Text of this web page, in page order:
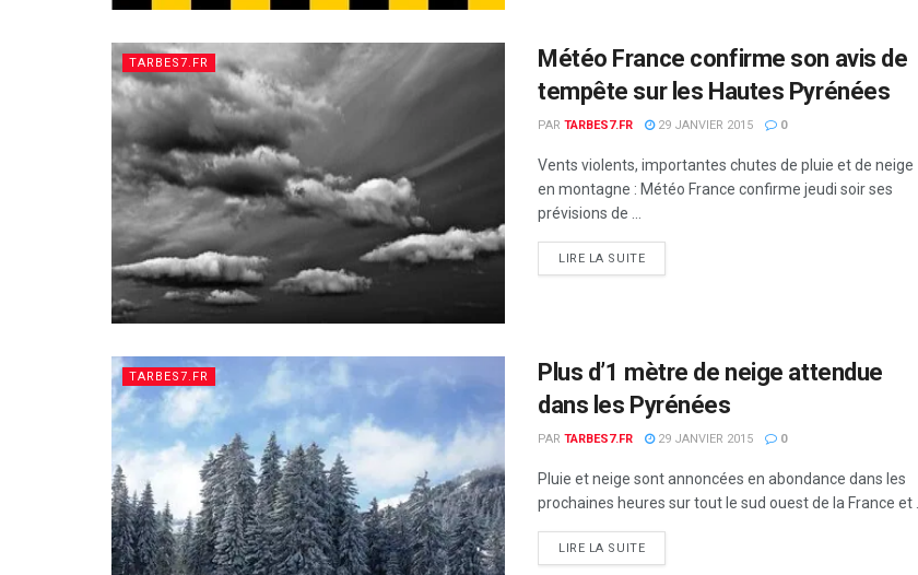
TARBES7.FR
Météo France confirme son avis de
tempête sur les Hautes Pyrénées
PAR TARBES7.FR 29 JANVIER 2015 0
Vents violents, importantes chutes de pluie et de neige
en montagne : Météo France confirme jeudi soir ses
prévisions de ...
LIRE LA SUITEDETAILS
TARBES7.FR
Plus d’1 mètre de neige attendue
dans les Pyrénées
PAR TARBES7.FR 29 JANVIER 2015 0
Pluie et neige sont annoncées en abondance dans les
prochaines heures sur tout le sud ouest de la France et ...
LIRE LA SUITEDETAILS